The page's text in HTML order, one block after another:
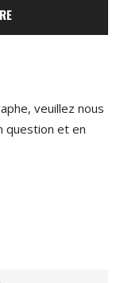
veuillez nous
question et en